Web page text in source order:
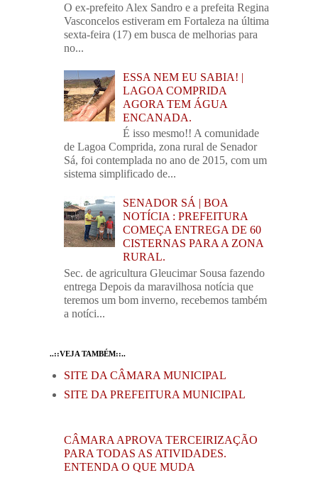
O ex-prefeito Alex Sandro e a prefeita Regina
Vasconcelos estiveram em Fortaleza na última
sexta-feira (17) em busca de melhorias para
no...
ESSA NEM EU SABIA! |
LAGOA COMPRIDA
AGORA TEM ÁGUA
ENCANADA.
É isso mesmo!! A comunidade
de Lagoa Comprida, zona rural de Senador
Sá, foi contemplada no ano de 2015, com um
sistema simplificado de...
SENADOR SÁ | BOA
NOTÍCIA : PREFEITURA
COMEÇA ENTREGA DE 60
CISTERNAS PARA A ZONA
RURAL.
Sec. de agricultura Gleucimar Sousa fazendo
entrega Depois da maravilhosa notícia que
teremos um bom inverno, recebemos também
a notíci...
..::VEJA TAMBÉM::..
SITE DA CÂMARA MUNICIPAL
SITE DA PREFEITURA MUNICIPAL
CÂMARA APROVA TERCEIRIZAÇÃO
PARA TODAS AS ATIVIDADES.
ENTENDA O QUE MUDA